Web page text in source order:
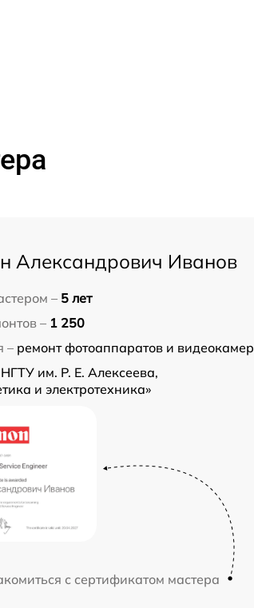
Александрович Иванов
– 5 лет
– 1 250
– ремонт фотоаппаратов и видеокамер
НГТУ им. Р. Е. Алексеева,
и электротехника»
с сертификатом мастера